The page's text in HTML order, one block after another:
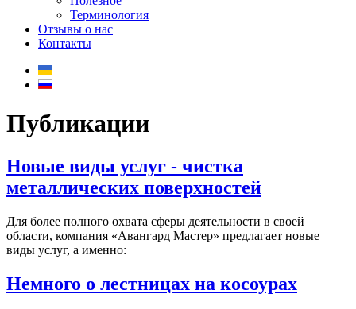
Терминология
Отзывы о нас
Контакты
Публикации
Новые виды услуг - чистка
металлических поверхностей
Для более полного охвата сферы деятельности в своей
области, компания «Авангард Мастер» предлагает новые
виды услуг, а именно:
Немного о лестницах на косоурах